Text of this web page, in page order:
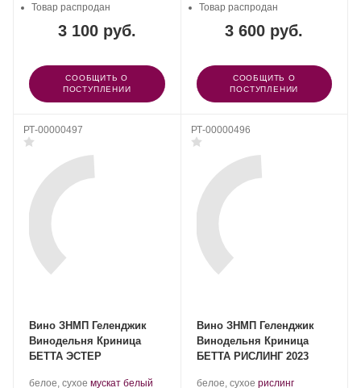
3 100 руб.
Товар распродан
СООБЩИТЬ О
ПОСТУПЛЕНИИ
3 600 руб.
Товар распродан
СООБЩИТЬ О
ПОСТУПЛЕНИИ
РТ-00000497
Вино ЗНМП Геленджик
Винодельня Криница
БЕТТА ЭСТЕР
Производитель:
белое, сухое .мускат белый
РТ-00000496
Вино ЗНМП Геленджик
Винодельня Криница
БЕТТА РИСЛИНГ 2023
Производитель:
белое, сухое .рислинг